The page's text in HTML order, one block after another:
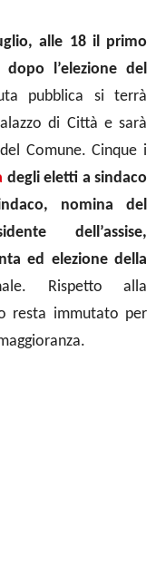
alle 18 il primo
dopo l’elezione del
pubblica si terrà
di Città e sarà
Comune. Cinque i
degli eletti a sindaco
nomina del
dell’assise,
ed elezione della
Rispetto alla
resta immutato per